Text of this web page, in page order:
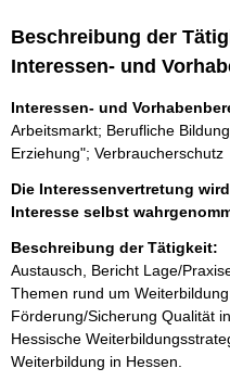
Beschreibung der
Interessen- und
Interessen- und
Arbeitsmarkt; Berufliche
Erziehung"; Verbraucherschutz
Die Interessenvertretung
Interesse selbst
Beschreibung der Tätigkeit:
Austausch, Bericht Lage/
Themen rund um
Förderung/Sicherung Qualität
Hessische
Weiterbildung in Hessen.